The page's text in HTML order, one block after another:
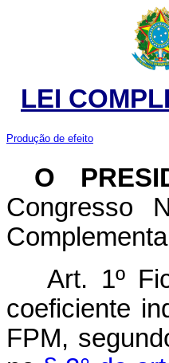
LEI
Produção de efeito
O
Congresso
Art. 1º
coeficiente
FPM,